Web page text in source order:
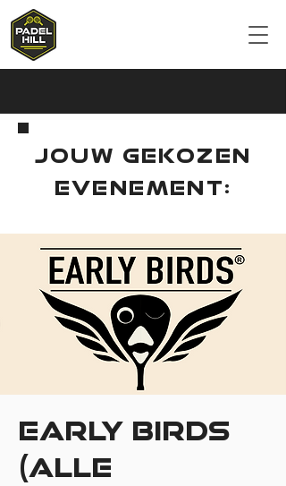
JOUW GEKOZEN
EVENEMENT:
EARLY BIRDS
(ALLE